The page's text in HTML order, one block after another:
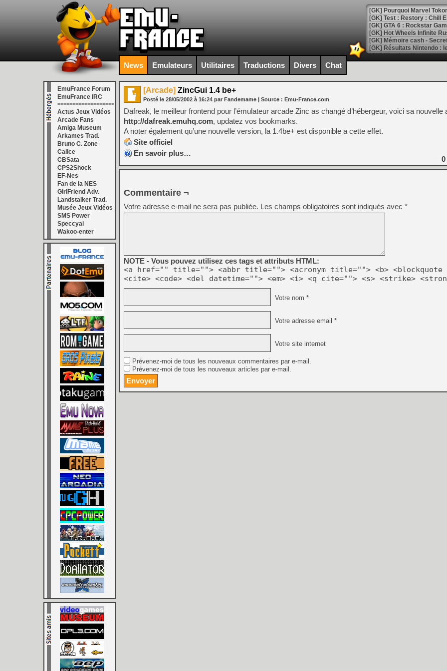
[GK] Pourquoi Marvel
[GK] Test : Restory : Chill
[GK] GTA 6 : Rockstar
[GK] Hot Wheels Infinite
[GK] Mémoire cash -
[GK] Résultats Nintendo :
[GK] Déjà des
[Mo5] Brickboy cherche à
[GK] Minecraft et ses «
[GK] Beast of
[GK] Ubisoft : fin de partie
[GK] Mémoire cash -
[GK] Dan Houser (GTA)
[GK] Comment EA Sports
[GK] Crimson Moon : un
[GK] Isle of Reveries : le
[GK] Moonlighter 2 : The
[GK] Capcom relance
[Mo5] Deux inédits du
[GK] Le beat'em up The
[GK] Endless Legend 2 :
[LS] [PS5] Le WebKit
[GK] Oubliez Crazy Taxi,
[LS] [Switch] NSZ 5.0.0
[GK] No More Room in
[GK] Un chatbot Atelier
[GK] Mémoire cash -
[GK] Nvidia : le prix des
[GK] Suikoden Star Leap
[Mo5] La mini borne
News Emulateurs Utilitaires Traductions Divers Chat
EmuFrance Forum
EmuFrance IRC
===================
Actus Jeux Vidéos
Arcade Fans
Amiga Museum
Arkames Trad.
Bruno C. Zone
Calice
CBSata
CPS2Shock
EF-Nes
Fan de la NES
GirlFriend Adv.
Landstalker Trad.
Musée Jeux Vidéos
SMS Power
Speccyal
Wakoo-enter
[Arcade] ZincGui 1.4 be+
Posté le 28/05/2002 à 16:24 par Fandemame | Source : Emu-France.com
Dafreak, le meilleur frontend pour l’émulateur arcade Zinc as changé d’hébergeur, voici sa nouvelle
http://dafreak.emuhq.com, updatez vos bookmarks.
A noter également qu’une nouvelle version, la 1.4be+ est disponible a cette effet.
Site officiel
En savoir plus…
0
Commentaire ¬
Votre adresse e-mail ne sera pas publiée. Les champs obligatoires sont indiqués avec *
NOTE - Vous pouvez utilisez ces tags et attributs HTML:
<a href="" title=""> <abbr title=""> <acronym title=""> <b> <blockquote
<cite> <code> <del datetime=""> <em> <i> <q cite=""> <s> <strike>
Votre nom *
Votre adresse email *
Votre site internet
Prévenez-moi de tous les nouveaux commentaires par e-mail.
Prévenez-moi de tous les nouveaux articles par e-mail.